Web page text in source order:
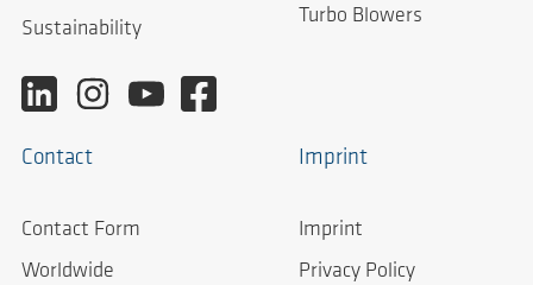
Sustainability
Turbo Blowers
Contact
Contact Form
Worldwide
Imprint
Imprint
Privacy Policy